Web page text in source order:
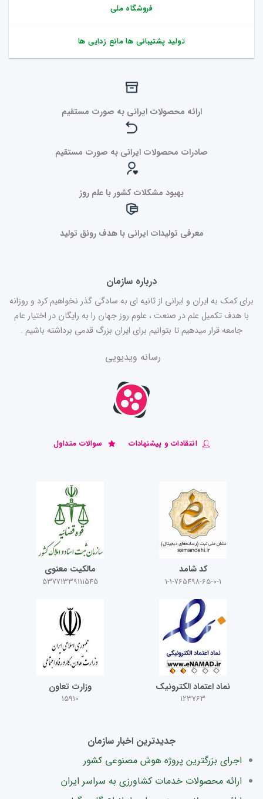
فروشگاه ملی
تولید پشتیبانی ها مانع زدایی ها
ارائه محصولات ایرانی به صورت مستقیم
صادرات محصولات ایرانی به صورت مستقیم
بهبود مشکلات کشور با علم روز
معرفی تولیدات ایرانی با هدف رونق تولید
درباره سازمان
برای کمک به ایران و ایرانی از ثانیه ای به سادگی گذر نخواهیم کرد و روزانه
با هدف تکمیل علم در صنعت ، علوم روز جهان را به رایگان در اختیار عام
جامعه قرار میدهیم تا بتوانیم برای ایران بزرگ قدمی برداشته باشیم .
رسانه ویدیویی
انتقادات و پیشنهادات سوالات متداول
کد شامد
1-1-765498-65-0-1
مالکیت معنوی
53771339111545
نماد اعتماد الکترونیک
123763
وزارت تعاون
15910
جدیدترین اخبار سازمان
اجرای بزرگترین پروژه هوش مصنوعی کشور
ارائه محصولات خدمات کشاورزی به سراسر ایران